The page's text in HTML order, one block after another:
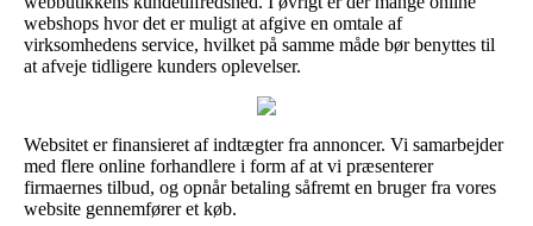
webshops hvor det er muligt at afgive en omtale af
virksomhedens service, hvilket på samme måde bør benyttes til
at afveje tidligere kunders oplevelser.
Websitet er finansieret af indtægter fra annoncer. Vi samarbejder
med flere online forhandlere i form af at vi præsenterer
firmaernes tilbud, og opnår betaling såfremt en bruger fra vores
website gennemfører et køb.